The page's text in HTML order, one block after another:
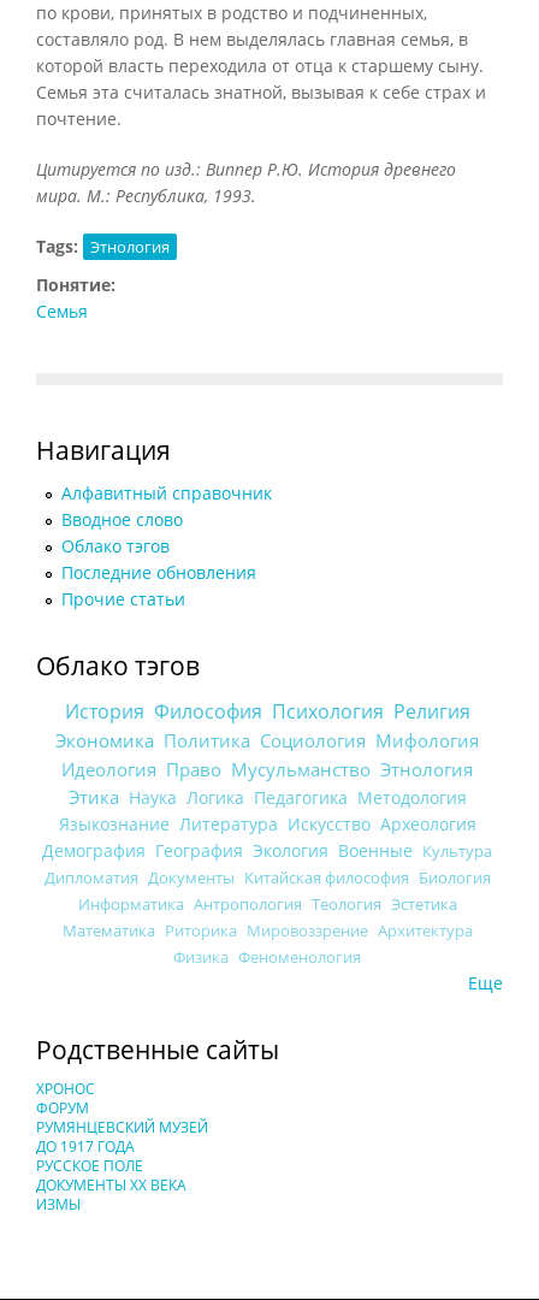
по крови, принятых в родство и подчиненных,
составляло род. В нем выделялась главная семья, в
которой власть переходила от отца к старшему сыну.
Семья эта считалась знатной, вызывая к себе страх и
почтение.
Цитируется по изд.: Виппер Р.Ю. История древнего
мира. М.: Республика, 1993.
Tags: Этнология
Понятие:
Семья
Навигация
Алфавитный справочник
Вводное слово
Облако тэгов
Последние обновления
Прочие статьи
Облако тэгов
История Философия Психология Религия
Экономика Политика Социология Мифология
Идеология Право Мусульманство Этнология
Этика Наука Логика Педагогика Методология
Языкознание Литература Искусство Археология
Демография География Экология Военные Культура
Дипломатия Документы Китайская философия Биология
Информатика Антропология Теология Эстетика
Математика Риторика Мировоззрение Архитектура
Физика Феноменология
Еще
Родственные сайты
ХРОНОС
ФОРУМ
РУМЯНЦЕВСКИЙ МУЗЕЙ
ДО 1917 ГОДА
РУССКОЕ ПОЛЕ
ДОКУМЕНТЫ XX ВЕКА
ИЗМЫ